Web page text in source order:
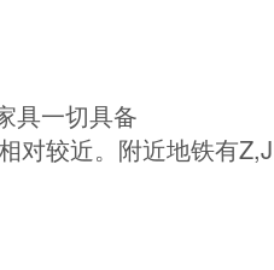
具一切具备
对较近。附近地铁有